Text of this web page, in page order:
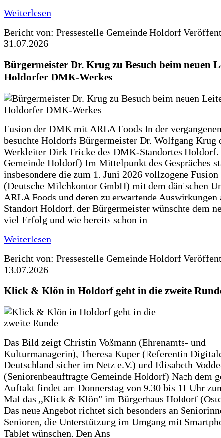
Weiterlesen
Bericht von: Pressestelle Gemeinde Holdorf
31.07.2026
Bürgermeister Dr. Krug zu Besuch beim neuen
Holdorfer DMK-Werkes
Fusion der DMK mit ARLA Foods In der
besuchte Holdorfs Bürgermeister Dr. Wolfgang Krug
Werkleiter Dirk Fricke des DMK-Standortes Holdorf.
Gemeinde Holdorf) Im Mittelpunkt des Gespräches
insbesondere die zum 1. Juni 2026 vollzogene
(Deutsche Milchkontor GmbH) mit dem dänischen
ARLA Foods und deren zu erwartende Auswirkungen
Standort Holdorf. der Bürgermeister wünschte dem
viel Erfolg und wie bereits schon in
Weiterlesen
Bericht von: Pressestelle Gemeinde Holdorf
13.07.2026
Klick & Klön in Holdorf geht in die zweite
Das Bild zeigt Christin Voßmann (Ehrenamts- und
Kulturmanagerin), Theresa Kuper (Referentin
Deutschland sicher im Netz e.V.) und Elisabeth
(Seniorenbeauftragte Gemeinde Holdorf) Nach dem
Auftakt findet am Donnerstag von 9.30 bis 11 Uhr
Mal das ,,Klick & Klön" im Bürgerhaus Holdorf
Das neue Angebot richtet sich besonders an
Senioren, die Unterstützung im Umgang mit
Tablet wünschen. Den Ans